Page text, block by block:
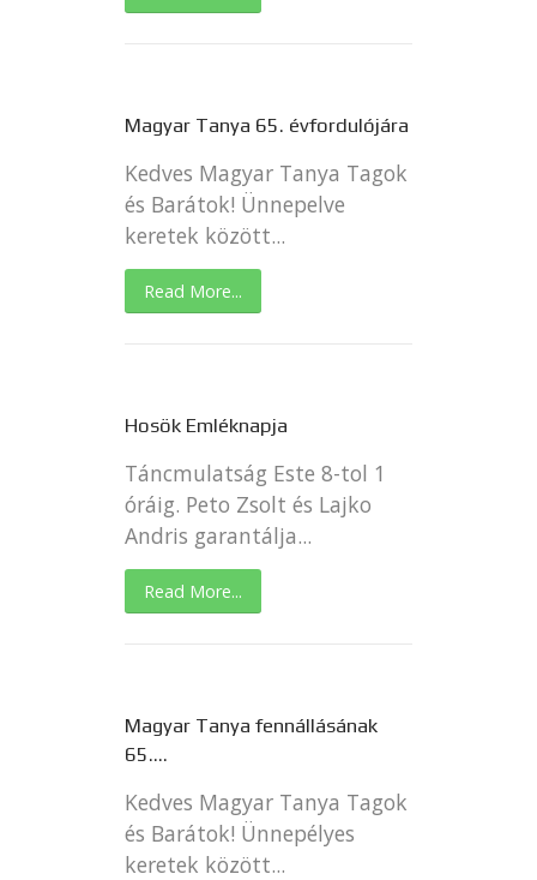
Magyar Tanya 65. évfordulójára
Kedves Magyar Tanya Tagok
és Barátok! Ünnepelve
keretek között...
Read More...
Hosök Emléknapja
Táncmulatság Este 8-tol 1
óráig. Peto Zsolt és Lajko
Andris garantálja...
Read More...
Magyar Tanya fennállásának
65....
Kedves Magyar Tanya Tagok
és Barátok! Ünnepélyes
keretek között...